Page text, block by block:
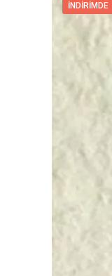
İNDIRIMDE